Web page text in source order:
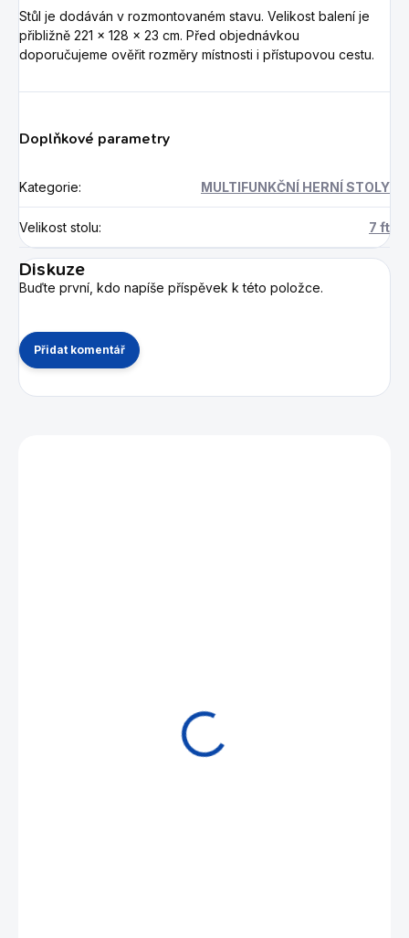
Stůl je dodáván v rozmontovaném stavu. Velikost balení je
přibližně 221 × 128 × 23 cm. Před objednávkou
doporučujeme ověřit rozměry místnosti i přístupovou cestu.
Doplňkové parametry
Kategorie: MULTIFUNKČNÍ HERNÍ STOLY
Velikost stolu: 7 ft
Diskuze
Buďte první, kdo napíše příspěvek k této položce.
Přidat komentář